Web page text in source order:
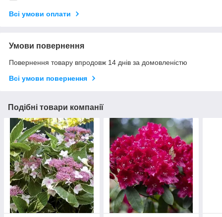
Всі умови оплати
Умови повернення
Повернення товару впродовж 14 днів за домовленістю
Всі умови повернення
Подібні товари компанії